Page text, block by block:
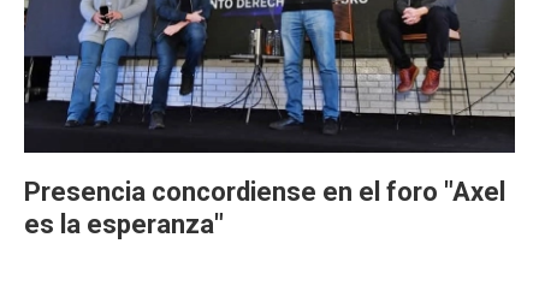
Presencia concordiense en el foro "Axel
es la esperanza"